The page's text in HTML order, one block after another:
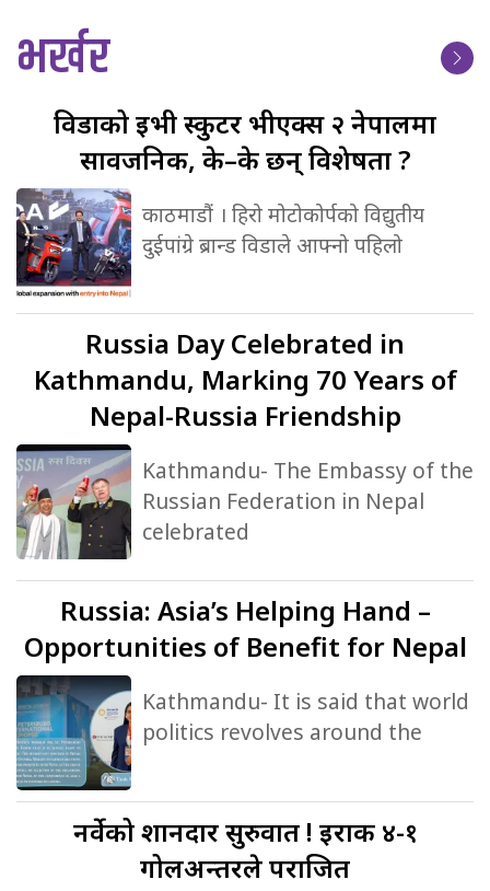
भर्खर
विडाकोईभी स्कुटर भीएक्स २ नेपालमा
सार्वजनिक, के–के छन् विशेषता ?
काठमाडौं । हिरो मोटोकोर्पको विद्युतीय
दुईपांग्रे ब्रान्ड विडाले आफ्नो पहिलो
Russia Day Celebrated in
Kathmandu, Marking 70 Years of
Nepal-Russia Friendship
Kathmandu- The Embassy of the
Russian Federation in Nepal
celebrated
Russia: Asia’s Helping Hand –
Opportunities of Benefit for Nepal
Kathmandu- It is said that world
politics revolves around the
नर्वेकोशानदार सुरुवात ! इराक ४-१
गोलअन्तरले पराजित